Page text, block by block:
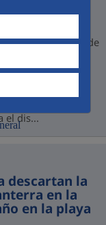
de la Planta de
Cajamarca,
de
así su
desarrollo
el dis...
descartan la
en la
en la playa